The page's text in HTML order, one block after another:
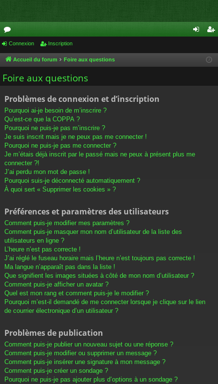
or
u
m
cri
Connexion Inscription
Accueil du forum Foire aux questions
Foire aux questions
Problèmes de connexion et d’inscription
Pourquoi ai-je besoin de m’inscrire ?
Qu’est-ce que la COPPA ?
Pourquoi ne puis-je pas m’inscrire ?
Je suis inscrit mais je ne peux pas me connecter !
Pourquoi ne puis-je pas me connecter ?
Je m’étais déjà inscrit par le passé mais ne peux à présent plus me
connecter ?!
J’ai perdu mon mot de passe !
Pourquoi suis-je déconnecté automatiquement ?
À quoi sert « Supprimer les cookies » ?
Préférences et paramètres des utilisateurs
Comment puis-je modifier mes paramètres ?
Comment puis-je masquer mon nom d’utilisateur de la liste des
utilisateurs en ligne ?
L’heure n’est pas correcte !
J’ai réglé le fuseau horaire mais l’heure n’est toujours pas correcte !
Ma langue n’apparaît pas dans la liste !
Que signifient les images situées à côté de mon nom d’utilisateur ?
Comment puis-je afficher un avatar ?
Quel est mon rang et comment puis-je le modifier ?
Pourquoi m’est-il demandé de me connecter lorsque je clique sur le lien
de courrier électronique d’un utilisateur ?
Problèmes de publication
Comment puis-je publier un nouveau sujet ou une réponse ?
Comment puis-je modifier ou supprimer un message ?
Comment puis-je insérer une signature à mon message ?
Comment puis-je créer un sondage ?
Pourquoi ne puis-je pas ajouter plus d’options à un sondage ?